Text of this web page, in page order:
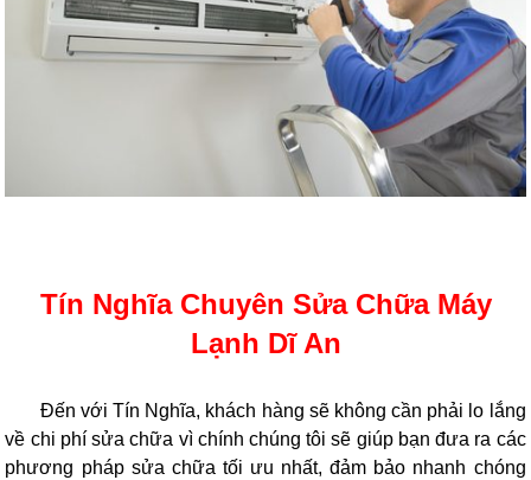
Tín Nghĩa Chuyên Sửa Chữa Máy
Lạnh Dĩ An
Đến với Tín Nghĩa, khách hàng sẽ không cần phải lo lắng
về chi phí sửa chữa vì chính chúng tôi sẽ giúp bạn đưa ra các
phương pháp sửa chữa tối ưu nhất, đảm bảo nhanh chóng